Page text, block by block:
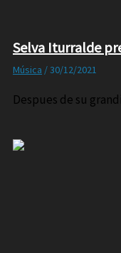
Selva Iturralde
Música /30/12/2021
Despues de su